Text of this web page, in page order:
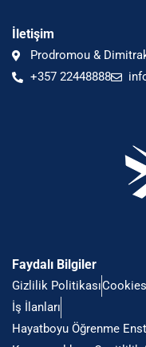
İletişim
Prodromou &
+357 22448888
Faydalı Bilgiler
Gizlilik Politikası
İş İlanları
Hayatboyu Öğrenme